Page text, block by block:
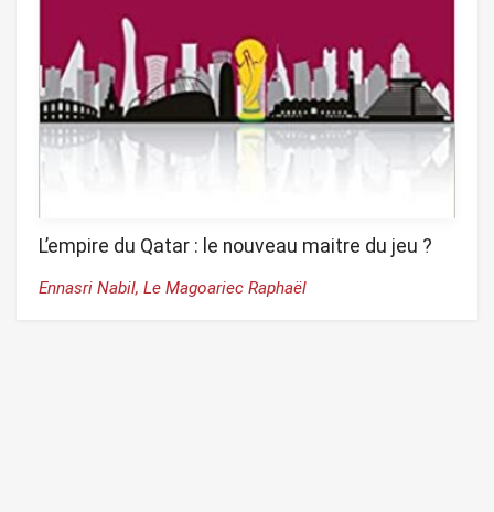
L’empire du Qatar : le nouveau maitre du jeu ?
Ennasri Nabil, Le Magoariec Raphaël